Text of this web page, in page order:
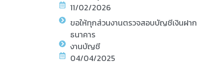
11/02/2026
ขอให้ทุกส่วนงานตรวจสอบบัญชีเงินฝาก
ธนาคาร
งานบัญชี
04/04/2025